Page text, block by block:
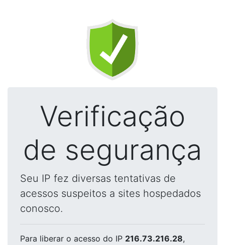
Verificação
de segurança
Seu IP fez diversas tentativas de
acessos suspeitos a sites hospedados
conosco.
Para liberar o acesso do IP 216.73.216.28,